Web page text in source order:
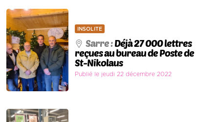
INSOLITE
Sarre :Déjà 27 000 lettres
reçues au bureau de Poste de
St-Nikolaus
Publié le jeudi 22 décembre 2022